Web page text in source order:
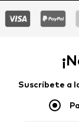
Suscríbete a